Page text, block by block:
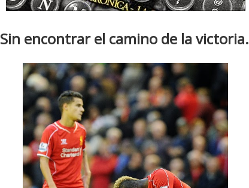
Sin encontrar el camino de la victoria.